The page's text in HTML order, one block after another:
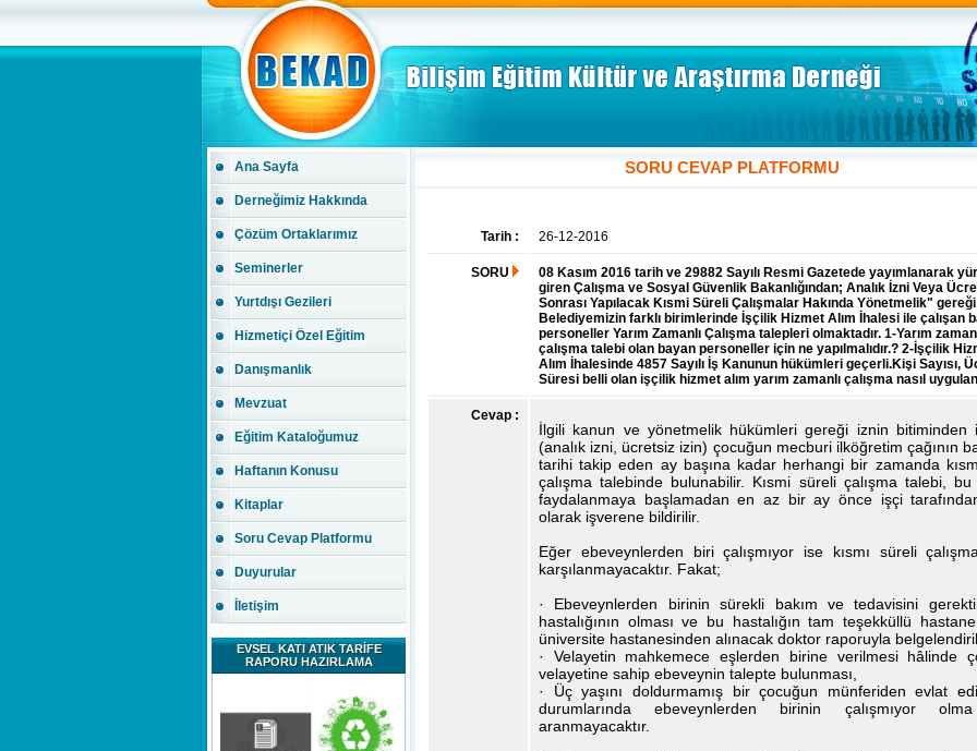
Ana Sayfa
Derneğimiz Hakkında
Çözüm Ortaklarımız
Seminerler
Yurtdışı Gezileri
Hizmetiçi Özel Eğitim
Danışmanlık
Mevzuat
Eğitim Kataloğumuz
Haftanın Konusu
Kitaplar
Soru Cevap Platformu
Duyurular
İletişim
EVSEL KATI ATIK TARİFE
RAPORU HAZIRLAMA
SORU CEVAP PLATFORMU
Tarih : 26-12-2016
SORU
08 Kasım 2016 tarih ve 29882 Sayılı Resmi Gazetede yayımlanarak
giren Çalışma ve Sosyal Güvenlik Bakanlığından; Analık İzni Veya
Sonrası Yapılacak Kısmi Süreli Çalışmalar Hakında Yönetmelik" gereği
Belediyemizin farklı birimlerinde İşçilik Hizmet Alım İhalesi ile çalışan
personeller Yarım Zamanlı Çalışma talepleri olmaktadır. 1-Yarım
çalışma talebi olan bayan personeller için ne yapılmalıdır.? 2-İşçilik
Alım İhalesinde 4857 Sayılı İş Kanunun hükümleri geçerli.Kişi Sayısı,
Süresi belli olan işçilik hizmet alım yarım zamanlı çalışma nasıl
Cevap :
İlgili kanun ve yönetmelik hükümleri gereği iznin bitiminden
(analık izni, ücretsiz izin) çocuğun mecburi ilköğretim çağının
tarihi takip eden ay başına kadar herhangi bir zamanda
çalışma talebinde bulunabilir. Kısmi süreli çalışma talebi, bu
faydalanmaya başlamadan en az bir ay önce işçi tarafından
olarak işverene bildirilir.
Eğer ebeveynlerden biri çalışmıyor ise kısmı süreli
karşılanmayacaktır. Fakat;
· Ebeveynlerden birinin sürekli bakım ve tedavisini
hastalığının olması ve bu hastalığın tam teşekküllü
üniversite hastanesinden alınacak doktor raporuyla
· Velayetin mahkemece eşlerden birine verilmesi hâlinde
velayetine sahip ebeveynin talepte bulunması,
· Üç yaşını doldurmamış bir çocuğun münferiden evlat
durumlarında ebeveynlerden birinin çalışmıyor
aranmayacaktır.